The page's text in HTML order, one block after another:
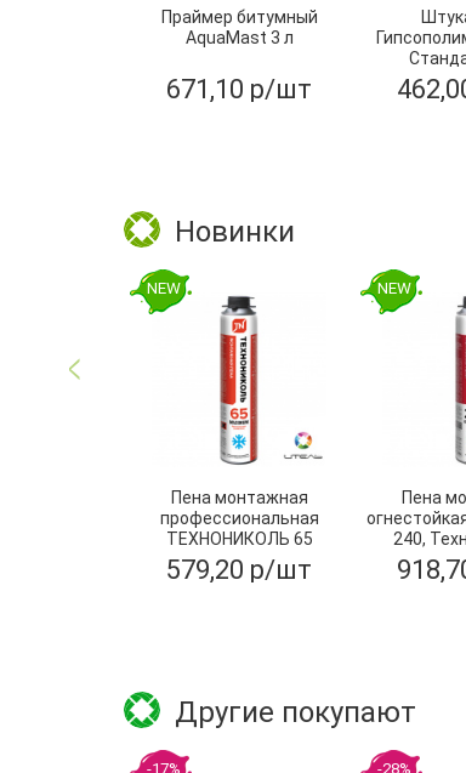
Праймер битумный
AquaMast 3 л
671,10 р/шт
Новинки
NEW
Пена монтажная
профессиональная
ТЕХНОНИКОЛЬ 65
MAXIMUM зимняя
579,20 р/шт
NEW
Пена
240,
Другие покупают
-17% -28%